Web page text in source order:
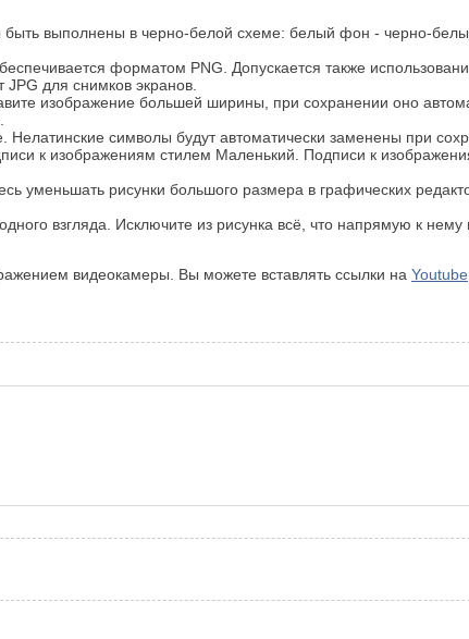
выполнены в черно-белой схеме: белый фон - черно-
форматом PNG. Допускается также
для снимков экранов.
изображение большей ширины, при сохранении оно
символы будут автоматически заменены при
к изображениям стилем Маленький. Подписи к
уменьшать рисунки большого размера в графических
взгляда. Исключите из рисунка всё, что напрямую к нему
видеокамеры. Вы можете вставлять ссылки на Youtube